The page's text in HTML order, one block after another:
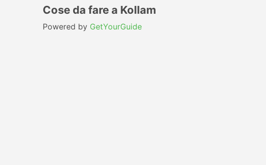
Cose da fare a Kollam
Powered by GetYourGuide